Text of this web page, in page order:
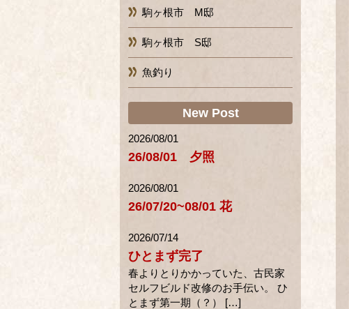
駒ヶ根市 M邸
駒ヶ根市 S邸
魚釣り
New Post
2026/08/01
26/08/01 夕照
2026/08/01
26/07/20~08/01 花
2026/07/14
ひとまず完了
春よりとりかかっていた、古民家
セルフビルド改修のお手伝い。 ひ
とまず第一期（？） […]